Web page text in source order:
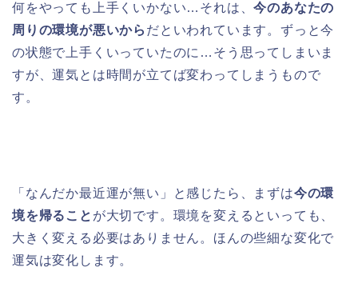
何をやっても上手くいかない…それは、今のあなたの
周りの環境が悪いから だといわれています。ずっと今
の状態で上手くいっていたのに…そう思ってしまいま
すが、運気とは時間が立てば変わってしまうもので
す。
「なんだか最近運が無い」と感じたら、まずは今の環
境を帰ること が大切です。環境を変えるといっても、
大きく変える必要はありません。ほんの些細な変化で
運気は変化します。